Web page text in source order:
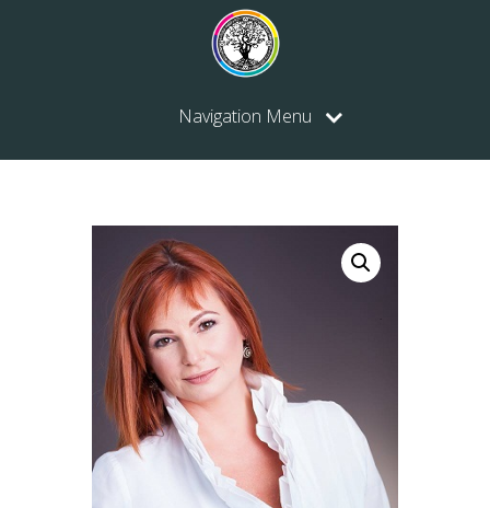
Navigation Menu